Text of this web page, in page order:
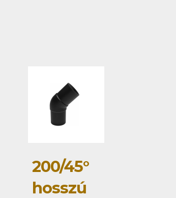
200/45°
hosszú